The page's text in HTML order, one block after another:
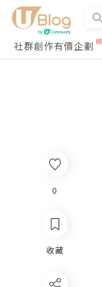
社群創作有價企劃
0
收藏